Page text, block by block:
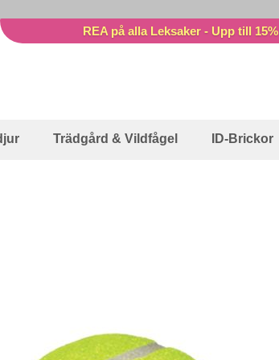
REA på alla Leksaker - Upp till 15%
Trädgård & Vildfågel ID-Brickor